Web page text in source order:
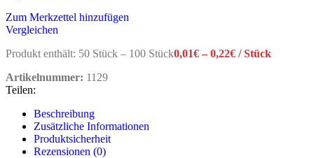
Zum Merkzettel hinzufügen
Vergleichen
Produkt enthält: 50 Stück – 100 Stück0,01€ – 0,22€ /Stück
Artikelnummer: 1129
Teilen:
Beschreibung
Zusätzliche Informationen
Produktsicherheit
Rezensionen (0)